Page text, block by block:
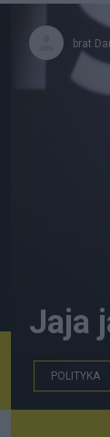
brat
Jaja
POLITYKA